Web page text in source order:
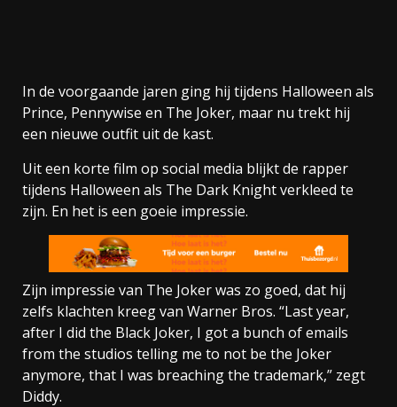
In de voorgaande jaren ging hij tijdens Halloween als
Prince, Pennywise en The Joker, maar nu trekt hij
een nieuwe outfit uit de kast.
Uit een korte film op social media blijkt de rapper
tijdens Halloween als The Dark Knight verkleed te
zijn. En het is een goeie impressie.
Zijn impressie van The Joker was zo goed, dat hij
zelfs klachten kreeg van Warner Bros. “Last year,
after I did the Black Joker, I got a bunch of emails
from the studios telling me to not be the Joker
anymore, that I was breaching the trademark,” zegt
Diddy.